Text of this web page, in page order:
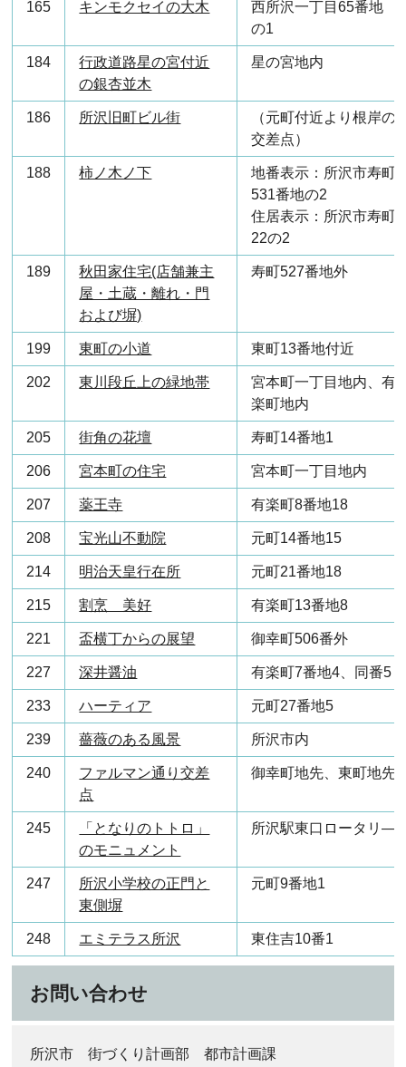
165 キンモクセイの大木
西所沢一丁目65番地
の1
184
行政道路星の宮付近
の銀杏並木
星の宮地内
186 所沢旧町ビル街
（元町付近より根岸の
交差点）
188 柿ノ木ノ下
地番表示：所沢市寿町
531番地の2
住居表示：所沢市寿町
22の2
189
秋田家住宅(店舗兼主
屋・土蔵・離れ・門
および塀)
寿町527番地外
199 東町の小道 東町13番地付近
202 東川段丘上の緑地帯
宮本町一丁目地内、有
楽町地内
205 街角の花壇 寿町14番地1
206 宮本町の住宅 宮本町一丁目地内
207 薬王寺 有楽町8番地18
208 宝光山不動院 元町14番地15
214 明治天皇行在所 元町21番地18
215 割烹 美好 有楽町13番地8
221 盃横丁からの展望 御幸町506番外
227 深井醤油 有楽町7番地4、同番5
233 ハーティア 元町27番地5
239 薔薇のある風景 所沢市内
240
ファルマン通り交差
点
御幸町地先、東町地先
245
「となりのトトロ」
のモニュメント
所沢駅東口ロータリ―
247
所沢小学校の正門と
東側塀
元町9番地1
248 エミテラス所沢 東住吉10番1
お問い合わせ
所沢市 街づくり計画部 都市計画課